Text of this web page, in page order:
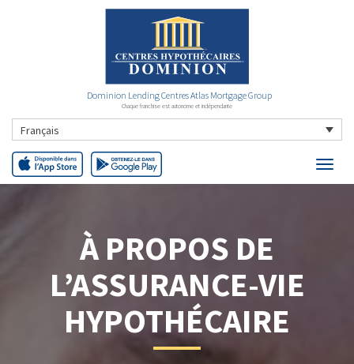
Dominion Lending Centres Atlas Mortgage Group
Chaque franchise est autonome et indépendante
Français
À PROPOS DE
L’ASSURANCE-VIE
HYPOTHÉCAIRE